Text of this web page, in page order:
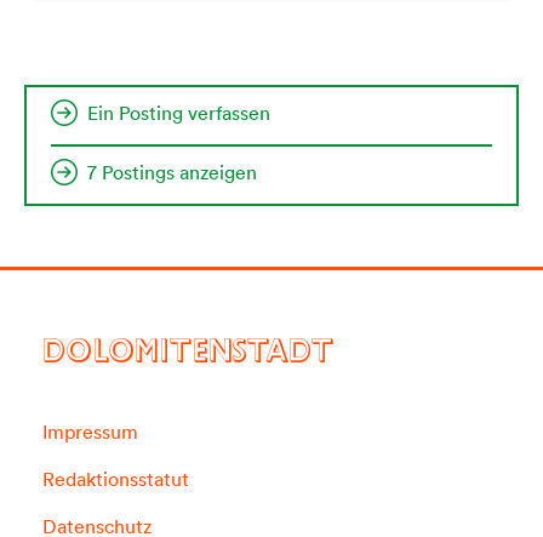
Ein Posting verfassen
7 Postings anzeigen
DOLOMITENSTADT
Impressum
Redaktionsstatut
Datenschutz